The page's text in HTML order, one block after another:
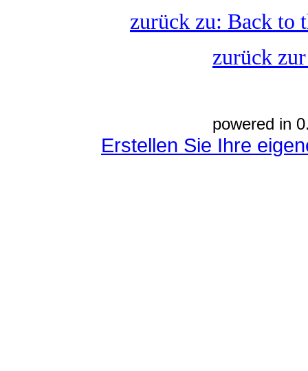
zurück zu: Back to
zurück
powered in
Erstellen Sie Ihre